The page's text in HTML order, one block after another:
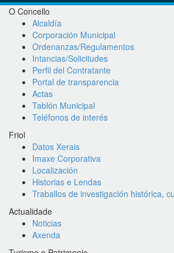
O Concello
Alcaldía
Corporación Municipal
Ordenanzas/Regulamentos
Intancias/Solicitudes
Perfil del Contratante
Portal de transparencia
Actas
Tablón Municipal
Teléfonos de interés
Friol
Datos Xerais
Imaxe Corporativa
Localización
Historias e Lendas
Traballos de investigación histórica,
Actualidade
Noticias
Axenda